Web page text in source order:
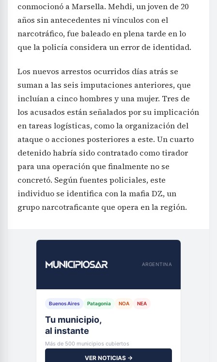
conmocionó a Marsella. Mehdi, un joven de 20
años sin antecedentes ni vínculos con el
narcotráfico, fue baleado en plena tarde en lo
que la policía considera un error de identidad.
Los nuevos arrestos ocurridos días atrás se
suman a las seis imputaciones anteriores, que
incluían a cinco hombres y una mujer. Tres de
los acusados están señalados por su implicación
en tareas logísticas, como la organización del
ataque o acciones posteriores a este. Un cuarto
detenido habría sido contratado como tirador
para una operación que finalmente no se
concretó. Según fuentes policiales, este
individuo se identifica con la mafia DZ, un
grupo narcotraficante que opera en la región.
ARGENTINA
Buenos Aires Patagonia NOA NEA
Tu municipio,
al instante
Más de 500 municipios cubiertos
VER NOTICIAS →